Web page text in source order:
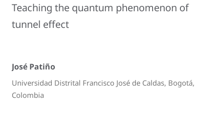
Teaching the quantum phenomenon of
tunnel effect
José Patiño
Universidad Distrital Francisco José de Caldas, Bogotá,
Colombia